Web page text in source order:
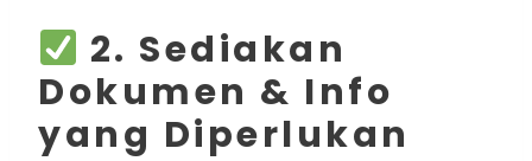
2. Sediakan
Dokumen & Info
yang Diperlukan